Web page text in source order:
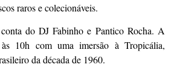
raros e colecionáveis.
do DJ Fabinho e Pantico Rocha. A
10h com uma imersão à Tropicália,
da década de 1960.